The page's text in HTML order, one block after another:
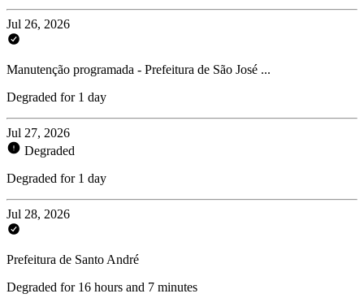
Jul 26, 2026
Manutenção programada - Prefeitura de São José ...
Degraded for 1 day
Jul 27, 2026
Degraded
Degraded for 1 day
Jul 28, 2026
Prefeitura de Santo André
Degraded for 16 hours and 7 minutes